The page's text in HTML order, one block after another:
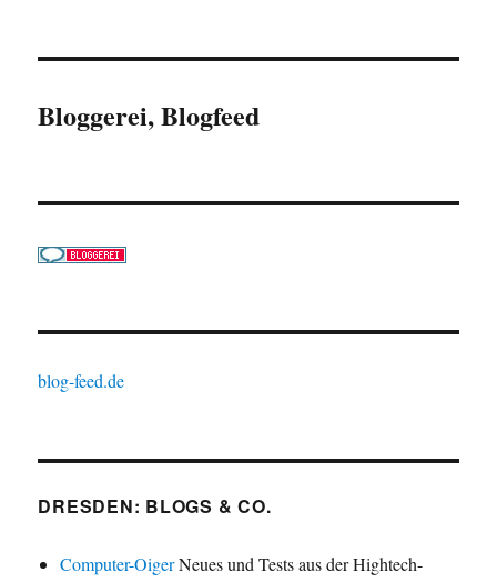
Bloggerei, Blogfeed
blog-feed.de
DRESDEN: BLOGS & CO.
Computer-OigerNeues und Tests aus der Hightech-